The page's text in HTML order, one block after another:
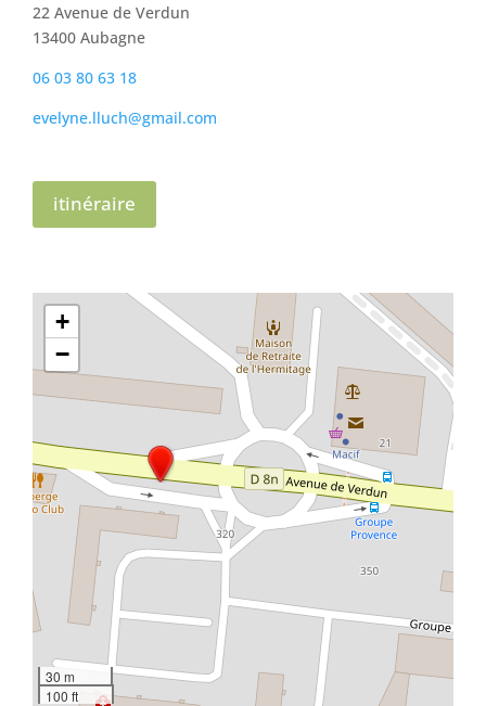
22 Avenue de Verdun
13400 Aubagne
06 03 80 63 18
evelyne.lluch@gmail.com
itinéraire
+
−
30 m
100 ft